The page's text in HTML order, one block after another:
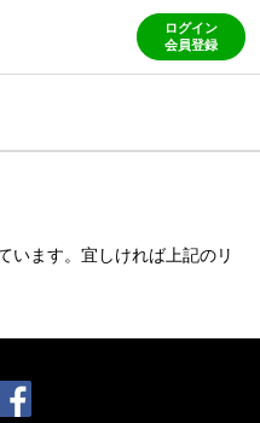
ログイン
会員登録
います。宜しければ上記のリ